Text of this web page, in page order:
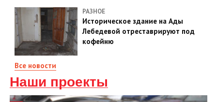
РАЗНОЕ
Историческое здание на Ады
Лебедевой отреставрируют под
кофейню
Все новости
Наши проекты